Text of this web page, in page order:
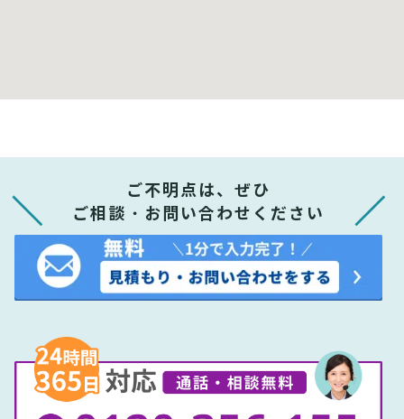
ご不明点は、ぜひ
ご相談・お問い合わせください